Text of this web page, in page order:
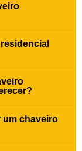
um chaveiro